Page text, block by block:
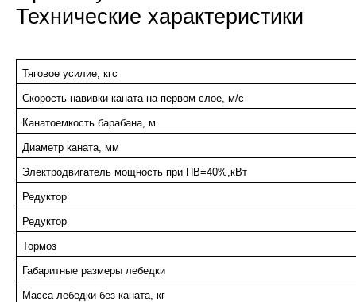
Технические характеристики
Тяговое усилие, кгс
Скорость навивки каната на первом слое, м/с
Канатоемкость барабана, м
Диаметр каната, мм
Электродвигатель мощность при ПВ=40%,кВт
Редуктор
Редуктор
Тормоз
Габаритные размеры лебедки
Масса лебедки без каната, кг